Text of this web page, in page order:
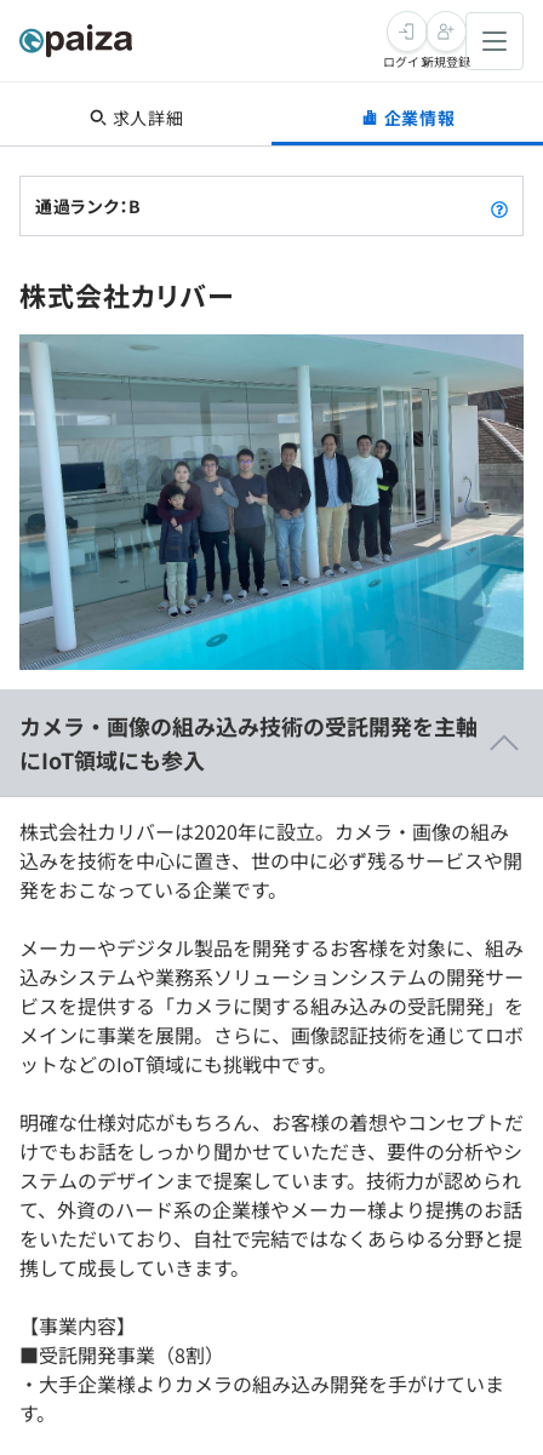
転職・キャリア
転職成功ガイド
転職エージェント
インタビュー
転職成功ガイド
新卒就活
求人検索
本選考
インターン
新卒エージェント
イベント・セミナー
インタビュー
学習
講座一覧
問題集
4択課題
ナレッジ
リファレンス
プラン
個人向けプラン
法人向けプラン
学校向けプラン
スキルチェック
プログラミング言語
SQL
評価結果一覧
再チャレンジ結果一覧
ゲーム・マンガ
メディア
Tech Team Journal
paiza times
note
paizaとは？
ログイン新規登録
求人詳細 企業情報
通過ランク：B
株式会社カリバー
カメラ・画像の組み込み技術の受託開発を主軸
にIoT領域にも参入
株式会社カリバーは2020年に設立。カメラ・画像の組み
込みを技術を中心に置き、世の中に必ず残るサービスや開
発をおこなっている企業です。
メーカーやデジタル製品を開発するお客様を対象に、組み
込みシステムや業務系ソリューションシステムの開発サー
ビスを提供する「カメラに関する組み込みの受託開発」を
メインに事業を展開。さらに、画像認証技術を通じてロボ
ットなどのIoT領域にも挑戦中です。
明確な仕様対応がもちろん、お客様の着想やコンセプトだ
けでもお話をしっかり聞かせていただき、要件の分析やシ
ステムのデザインまで提案しています。技術力が認められ
て、外資のハード系の企業様やメーカー様より提携のお話
をいただいており、自社で完結ではなくあらゆる分野と提
携して成長していきます。
【事業内容】
■受託開発事業（8割）
・大手企業様よりカメラの組み込み開発を手がけていま
す。